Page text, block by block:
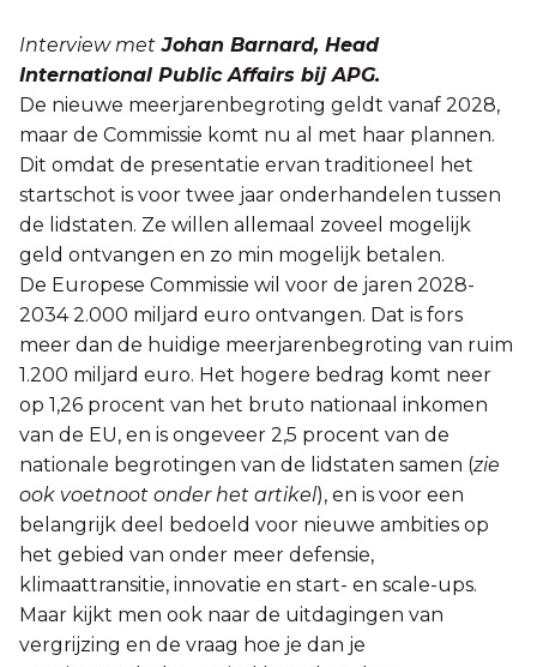
Interview met Johan Barnard, Head
International Public Affairs bij APG.
De nieuwe meerjarenbegroting geldt vanaf 2028,
maar de Commissie komt nu al met haar plannen.
Dit omdat de presentatie ervan traditioneel het
startschot is voor twee jaar onderhandelen tussen
de lidstaten. Ze willen allemaal zoveel mogelijk
geld ontvangen en zo min mogelijk betalen.
De Europese Commissie wil voor de jaren 2028-
2034 2.000 miljard euro ontvangen. Dat is fors
meer dan de huidige meerjarenbegroting van ruim
1.200 miljard euro. Het hogere bedrag komt neer
op 1,26 procent van het bruto nationaal inkomen
van de EU, en is ongeveer 2,5 procent van de
nationale begrotingen van de lidstaten samen (zie
ook voetnoot onder het artikel), en is voor een
belangrijk deel bedoeld voor nieuwe ambities op
het gebied van onder meer defensie,
klimaattransitie, innovatie en start- en scale-ups.
Maar kijkt men ook naar de uitdagingen van
vergrijzing en de vraag hoe je dan je